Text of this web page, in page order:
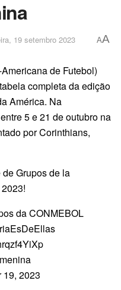
19 setembro 2023 AA
de Futebol)
completa da edição
América. Na
5 e 21 de outubro na
por Corinthians,
Grupos de la
da CONMEBOL
19, 2023